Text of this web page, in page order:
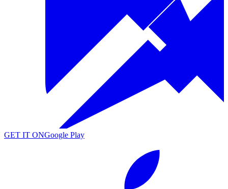
GET IT ONGoogle Play